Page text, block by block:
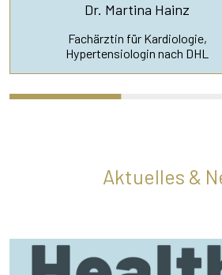
Dr. Martina Hainz
Fachärztin für Kardiologie,
Hypertensiologin nach DHL
Aktuelles &